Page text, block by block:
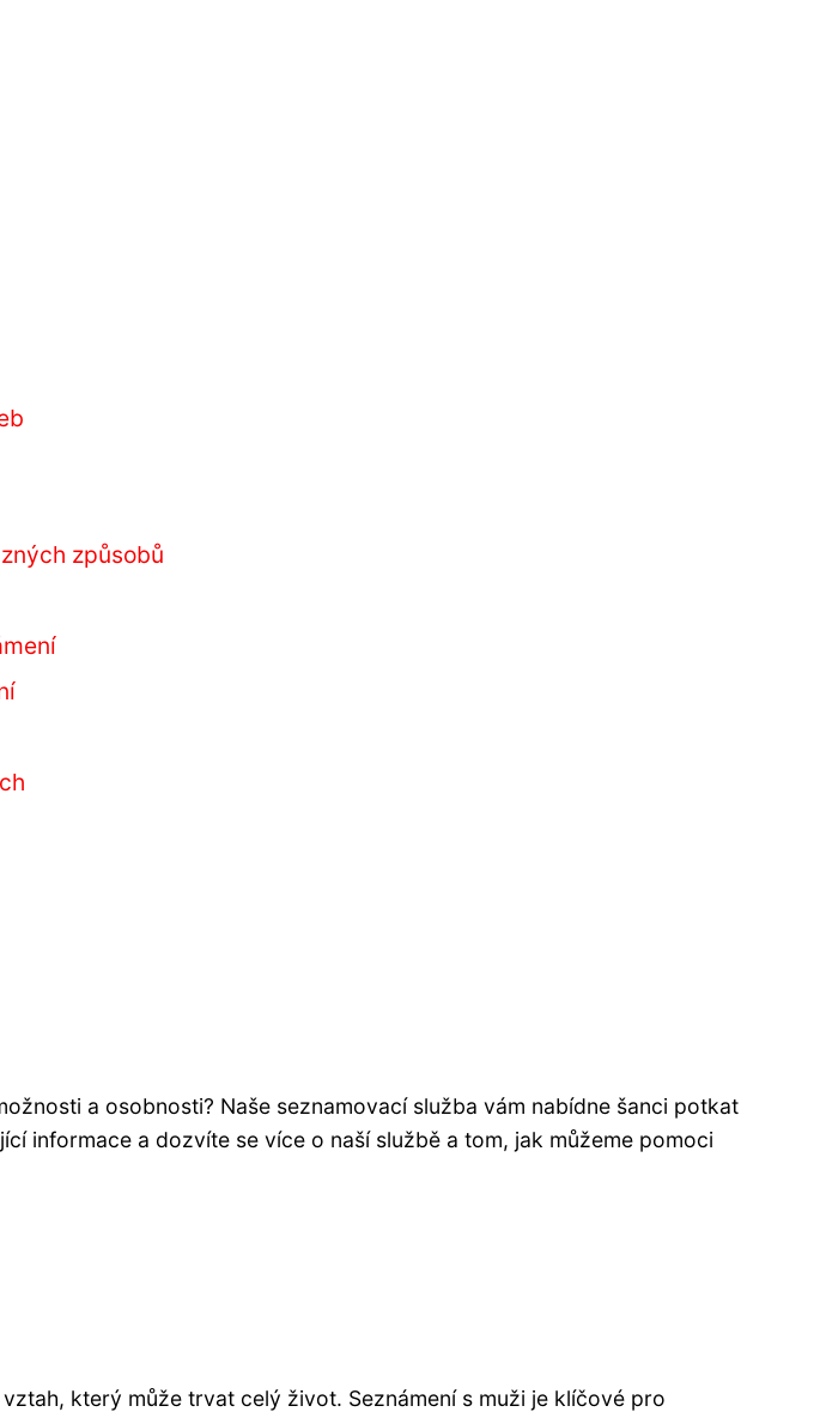
způsobů
a osobnosti? Naše seznamovací služba vám nabídne šanci potkat
informace a dozvíte se více o naší službě a tom, jak můžeme pomoci
který může trvat celý život. Seznámení s muži je klíčové pro